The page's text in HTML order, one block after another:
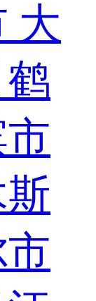
大
鹤